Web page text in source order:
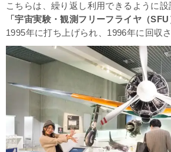
こちらは、繰り返し利用できるように
「宇宙実験・観測フリーフライヤ（
1995年に打ち上げられ、1996年に回収